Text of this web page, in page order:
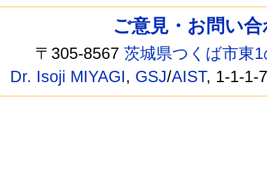
ご意見・お問い
〒305-8567茨城県つくば市東
Dr. Isoji MIYAGI, GSJ/AIST, 1-1-1-